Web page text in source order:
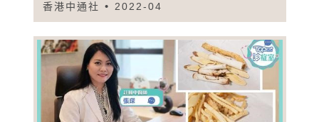
香港中通社 2022-04